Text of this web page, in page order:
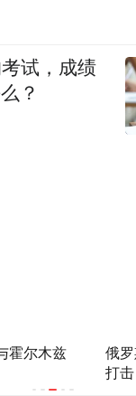
企业和燃油库发动
试，成绩
？
睫毛胶样品